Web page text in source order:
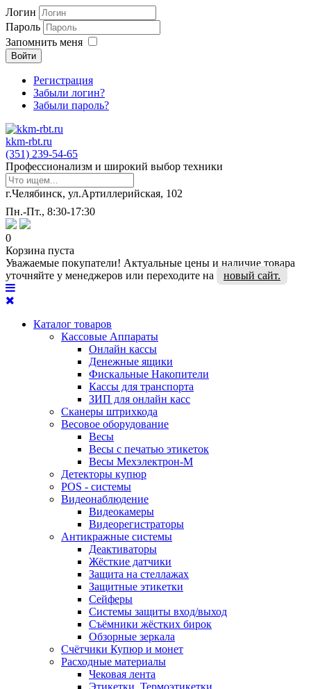
Логин
Пароль
Запомнить меня
Войти
Регистрация
Забыли логин?
Забыли пароль?
kkm-rbt.ru
(351) 239-54-65
Профессионализм и широкий выбор техники
г.Челябинск, ул.Артиллерийская, 102
Пн.-Пт., 8:30-17:30
0
Корзина пуста
Уважаемые покупатели! Актуальные цены и наличие товара
уточняйте у менеджеров или переходите на
новый сайт.
Каталог товаров
Кассовые Аппараты
Онлайн кассы
Денежные ящики
Фискальные Накопители
Кассы для транспорта
ЗИП для онлайн касс
Сканеры штрихкода
Весовое оборудование
Весы
Весы с печатью этикеток
Весы Мехэлектрон-М
Детекторы купюр
POS - системы
Видеонаблюдение
Видеокамеры
Видеорегистраторы
Антикражные системы
Деактиваторы
Жёсткие датчики
Защита на стеллажах
Защитные этикетки
Сейферы
Системы защиты вход/выход
Съёмники жёстких бирок
Обзорные зеркала
Счётчики Купюр и монет
Расходные материалы
Чековая лента
Этикетки, Термоэтикетки